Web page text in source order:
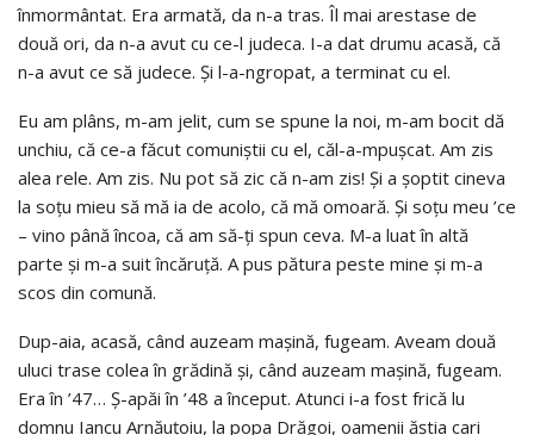
înmormântat. Era armată, da n-a tras. Îl mai arestase de
două ori, da n-a avut cu ce-l judeca. I-a dat drumu acasă, că
n-a avut ce să judece. Şi l-a-ngropat, a terminat cu el.
Eu am plâns, m-am jelit, cum se spune la noi, m-am bocit dă
unchiu, că ce-a făcut comuniştii cu el, căl-a-mpuşcat. Am zis
alea rele. Am zis. Nu pot să zic că n-am zis! Şi a şoptit cineva
la soţu mieu să mă ia de acolo, că mă omoară. Şi soţu meu ’ce
– vino până încoa, că am să-ţi spun ceva. M-a luat în altă
parte şi m-a suit încăruţă. A pus pătura peste mine şi m-a
scos din comună.
Dup-aia, acasă, când auzeam maşină, fugeam. Aveam două
uluci trase colea în grădină şi, când auzeam maşină, fugeam.
Era în ’47… Ş-apăi în ’48 a început. Atunci i-a fost frică lu
domnu Iancu Arnăuţoiu, la popa Drăgoi, oamenii ăştia cari